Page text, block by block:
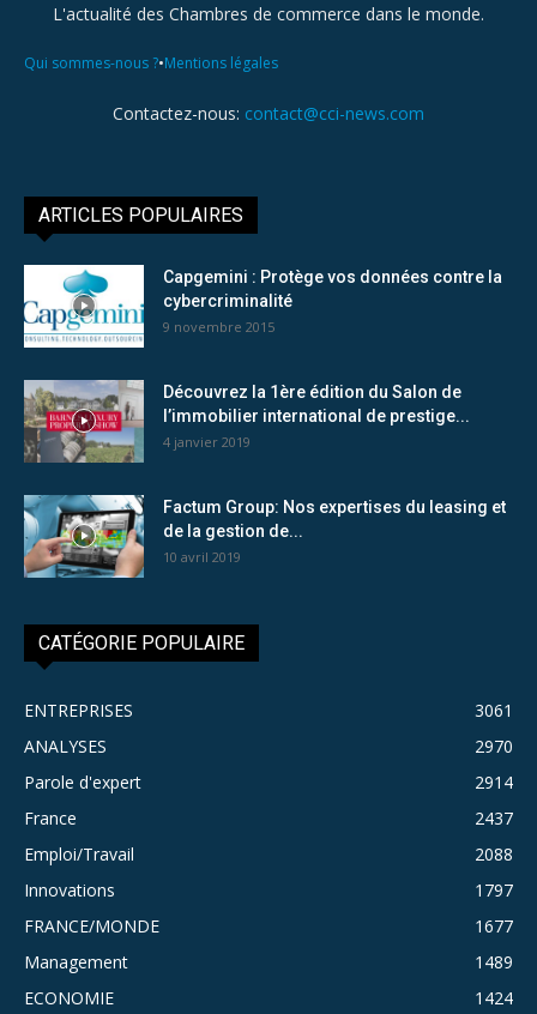
L'actualité des Chambres de commerce dans le monde.
Qui sommes-nous ?•Mentions légales
Contactez-nous: contact@cci-news.com
ARTICLES POPULAIRES
Capgemini : Protège vos données contre la
cybercriminalité
9 novembre 2015
Découvrez la 1ère édition du Salon de
l’immobilier international de prestige...
4 janvier 2019
Factum Group: Nos expertises du leasing et
de la gestion de...
10 avril 2019
CATÉGORIE POPULAIRE
ENTREPRISES
3061
ANALYSES
2970
Parole d'expert
2914
France
2437
Emploi/Travail
2088
Innovations
1797
FRANCE/MONDE
1677
Management
1489
ECONOMIE
1424